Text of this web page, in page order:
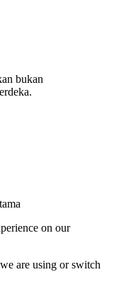
bukan
on our
are using or switch